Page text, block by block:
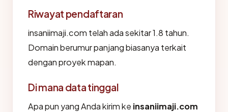
Riwayat pendaftaran
insaniimaji.com telah ada sekitar 1.8 tahun.
Domain berumur panjang biasanya terkait
dengan proyek mapan.
Di mana data tinggal
Apa pun yang Anda kirim ke insaniimaji.com